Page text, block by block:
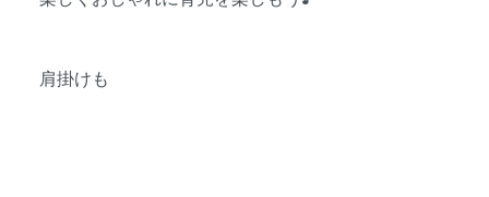
肩掛けも